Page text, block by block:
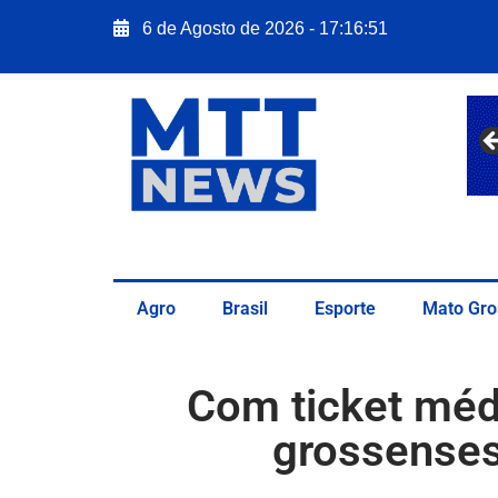
6 de Agosto de 2026 - 17:16:52
Agro Brasil Esporte Mato
Com ticket